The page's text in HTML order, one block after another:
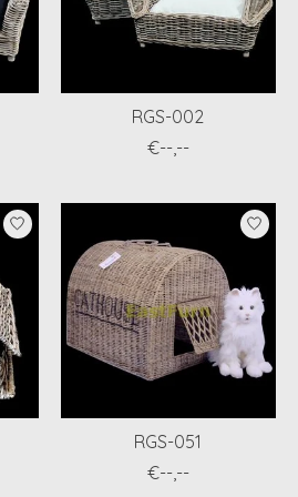
RGS-002
€--,--
RGS-051
€--,--